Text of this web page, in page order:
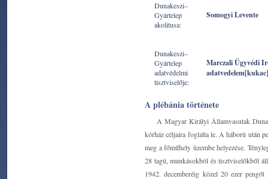
Dunakeszi–
Gyártelep
akolitusa:
Somogyi Levente
Dunakeszi–
Gyártelep
adatvédelmi
tisztviselője:
Marczali Ügyvédi
A plébánia története
A Magyar Királyi Államvasutak
kórház céljaira foglalta le. A háború után
meg a főműhely üzembe helyezése.
28 tagú, munkásokból és tisztviselőkből
1942. decemberéig közel 20 ezer